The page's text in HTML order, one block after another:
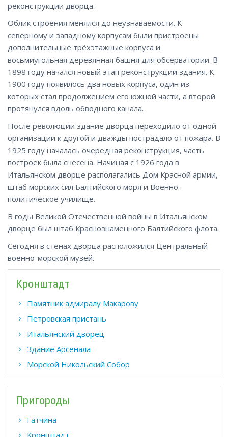
реконструкции дворца.
Облик строения менялся до неузнаваемости. К
северному и западному корпусам были пристроены
дополнительные трёхэтажные корпуса и
восьмиугольная деревянная башня для обсерватории. В
1898 году начался новый этап реконструкции здания. К
1900 году появилось два новых корпуса, один из
которых стал продолжением его южной части, а второй
протянулся вдоль обводного канала.
После революции здание дворца переходило от одной
организации к другой и дважды пострадало от пожара. В
1925 году началась очередная реконструкция, часть
построек была снесена. Начиная с 1926 года в
Итальянском дворце располагались Дом Красной армии,
штаб морских сил Балтийского моря и Военно-
политическое училище.
В годы Великой Отечественной войны в Итальянском
дворце был штаб Краснознаменного Балтийского флота.
Сегодня в стенах дворца расположился Центральный
военно-морской музей.
Кронштадт
Памятник адмиралу Макарову
Петровская пристань
Итальянский дворец
Здание Арсенала
Морской Никольский Собор
Пригороды
Гатчина
Кронштадт